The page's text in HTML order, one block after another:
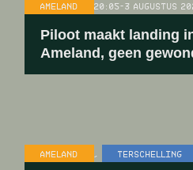
AMELAND 20:05-3 AUGUSTUS
Piloot maakt landing
Ameland, geen
AMELAND , TERSCHELLING